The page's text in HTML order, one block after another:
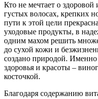
Кто не мечтает о
густых волосах, крепких
пути к этой цели
уходовые продукты, в
одним махом решить
до сухой кожи и
создано природой.
здоровья и красоты –
косточкой.
Благодаря содержанию